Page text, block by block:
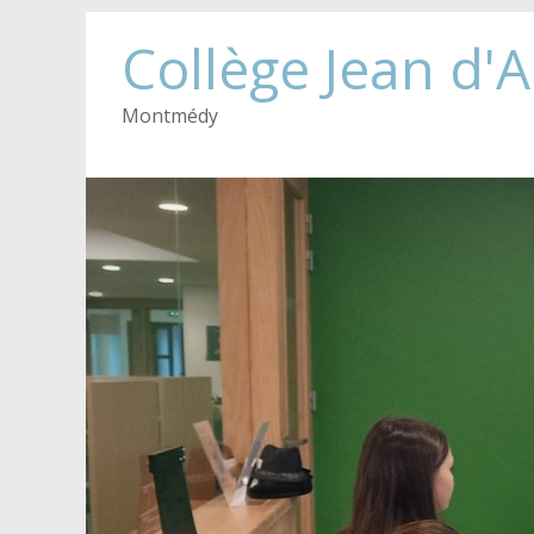
Collège Jean
Montmédy